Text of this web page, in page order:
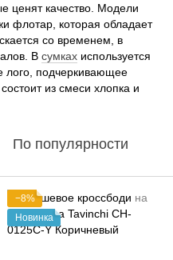
ценят качество. Модели
флотар, которая обладает
со временем, в
В сумках используется
лого, подчеркивающее
из смеси хлопка и
По популярности
−8%
Новинка